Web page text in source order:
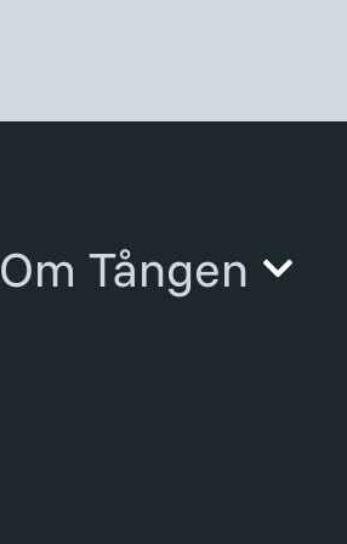
Om Tången